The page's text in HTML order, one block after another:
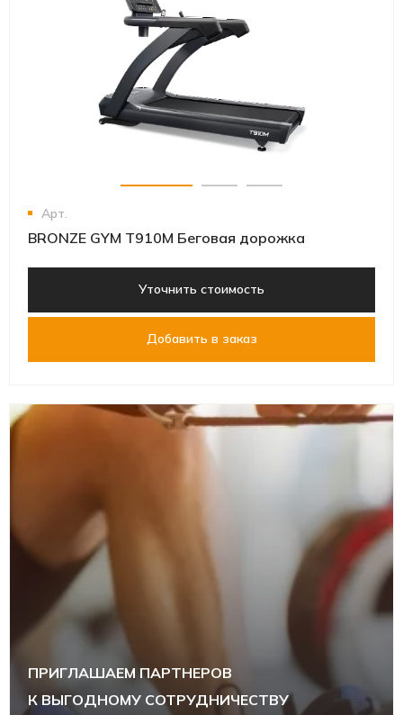
Арт.
BRONZE GYM T910M Беговая дорожка
Уточнить стоимость
Добавить в заказ
ПРИГЛАШАЕМ ПАРТНЕРОВ
К ВЫГОДНОМУ СОТРУДНИЧЕСТВУ